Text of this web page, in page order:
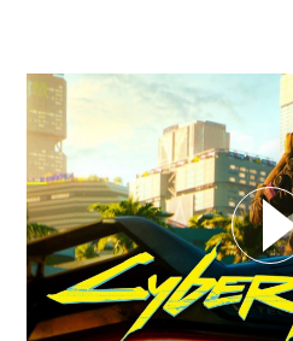
WYBIERZ SWOJĄ PLAYLISTĘ